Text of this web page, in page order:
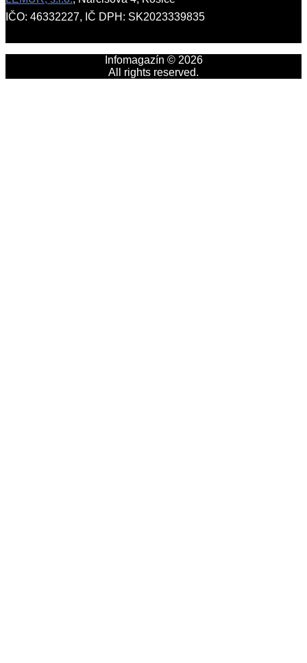
IČO: 46332227, IČ DPH: SK2023339835
Infomagazín © 2026
All rights reserved.